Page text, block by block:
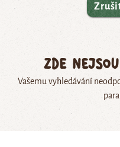
Zde
Vašemu vyhledávání